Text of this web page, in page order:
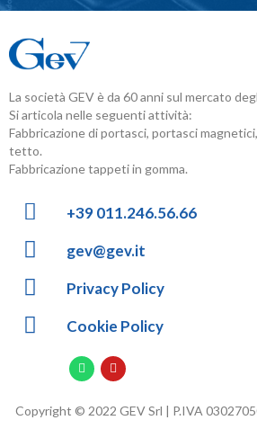
La società GEV è da 60 anni sul mercato
Si articola nelle seguenti attività:
Fabbricazione di portasci, portasci
tetto.
Fabbricazione tappeti in gomma.
+39 011.246.56.66
gev@gev.it
Privacy Policy
Cookie Policy
Copyright © 2022 GEV Srl | P.IVA